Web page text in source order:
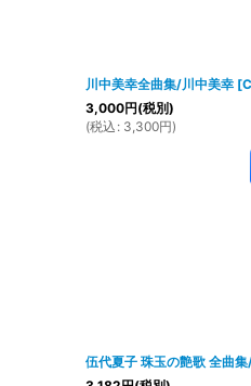
川中美幸全曲集/川中美幸
3,000円(税別)
(税込 : 3,300円)
伍代夏子 珠玉の艶歌 全曲